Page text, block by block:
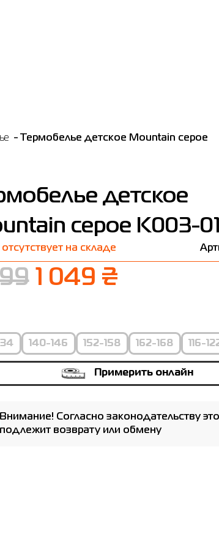
Термобелье детское Mountain серое
детское
серое K003-011
отсутствует на складе
1 049 ₴
140-146 152-158 162-168 116-
Примерить онлайн
Внимание! Согласно законодательству
подлежит возврату или обмену